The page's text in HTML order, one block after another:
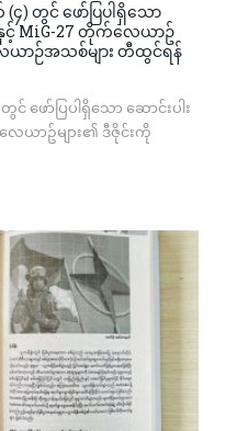
) တွင် ဖော်ပြပါရှိသော
နှင့် MiG-27 တိုက်လေယာဥ်
ယာဉ်အသစ်များ တီထွင်ရန်
ော်ပြပါရှိသော ဆောင်းပါး
လေယာဥ်များ၏ ဒီဇိုင်းကို